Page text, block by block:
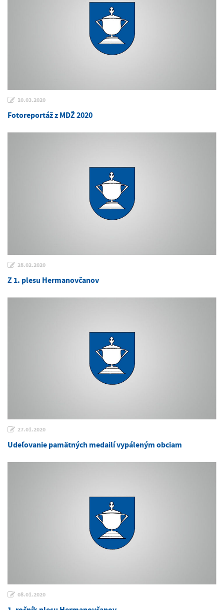
10.03.2020
Fotoreportáž z MDŽ 2020
28.02.2020
Z 1. plesu Hermanovčanov
27.01.2020
Udeľovanie pamätných medailí vypáleným obciam
08.01.2020